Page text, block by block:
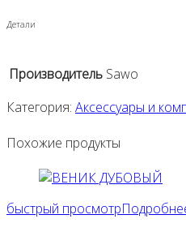
Детали
Производитель Sawo
Категория: Аксессуары и
Похожие продукты
быстрый просмотр